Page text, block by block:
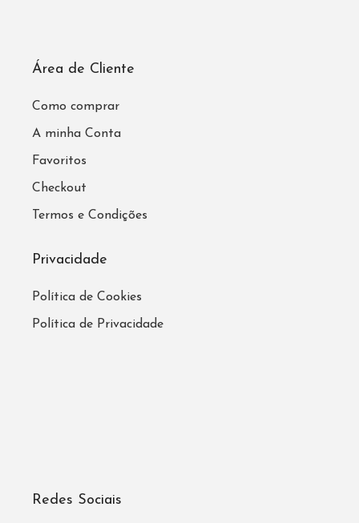
Área de Cliente
Como comprar
A minha Conta
Favoritos
Checkout
Termos e Condições
Privacidade
Política de Cookies
Política de Privacidade
Redes Sociais